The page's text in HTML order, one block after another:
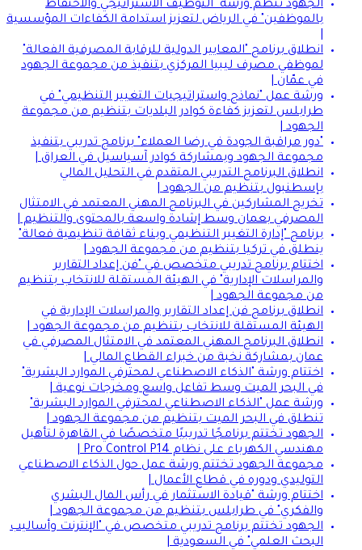
الجهود تنظم ورشة "التوظيف الاستراتيجي والاحتفاظ
بالموظفين" في الرياض لتعزيز استدامة الكفاءات المؤسسية
انطلاق برنامج "المعايير الدولية للرقابة المصرفية الفعالة"
لموظفي مصرف ليبيا المركزي بتنفيذ من مجموعة الجهود
في عمّان |
ورشة عمل "نماذج واستراتيجيات التغيير التنظيمي" في
طرابلس لتعزيز كفاءة كوادر البلديات بتنظيم من مجموعة
الجهود |
"دور مراقبة الجودة في رضا العملاء" برنامج تدريبي بتنفيذ
مجموعة الجهود وبمشاركة كوادر آسياسيل في العراق |
انطلاق البرنامج التدريبي المتقدم في التحليل المالي
بإسطنبول بتنظيم من الجهود |
تخريج المشاركين في البرنامج المهني المعتمد في الامتثال
المصرفي بعمان وسط إشادة واسعة بالمحتوى والتنظيم |
برنامج "إدارة التغيير التنظيمي وبناء ثقافة تنظيمية فعالة"
ينطلق في تركيا بتنظيم من مجموعة الجهود |
اختتام برنامج تدريبي متخصص في "فن إعداد التقارير
والمراسلات الإدارية" في الهيئة المستقلة للانتخاب بتنظيم
من مجموعة الجهود |
انطلاق برنامج فن إعداد التقارير والمراسلات الإدارية في
الهيئة المستقلة للانتخاب بتنظيم من مجموعة الجهود |
انطلاق البرنامج المهني المعتمد في الامتثال المصرفي في
عمان بمشاركة نخبة من خبراء القطاع المالي |
اختتام ورشة "الذكاء الاصطناعي لمحترفي الموارد البشرية"
في البحر الميت وسط تفاعل واسع ومخرجات نوعية |
ورشة عمل "الذكاء الاصطناعي لمحترفي الموارد البشرية"
تنطلق في البحر الميت بتنظيم من مجموعة الجهود |
الجهود تختتم برنامجًا تدريبيًا متخصصًا في القاهرة لتأهيل
مهندسي الكهرباء على نظام Pro Control P14 |
مجموعة الجهود تختتم ورشة عمل حول الذكاء الاصطناعي
التوليدي ودوره في قطاع الأعمال |
اختتام ورشة "قيادة الاستثمار في رأس المال البشري
والفكري" في طرابلس بتنظيم من مجموعة الجهود |
الجهود تختتم برنامج تدريبي متخصص في "الإنترنت وأساليب
البحث العلمي" في السعودية |